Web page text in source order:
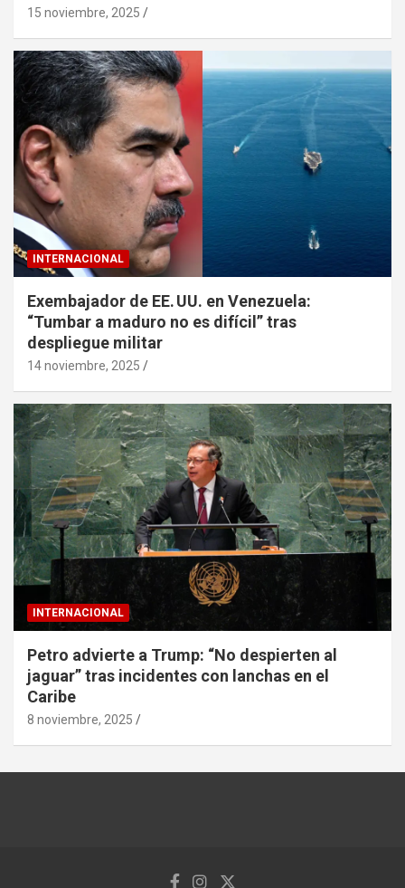
15 noviembre, 2025
INTERNACIONAL
Exembajador de EE. UU. en Venezuela:
“Tumbar a maduro no es difícil” tras
despliegue militar
14 noviembre, 2025
INTERNACIONAL
Petro advierte a Trump: “No despierten al
jaguar” tras incidentes con lanchas en el
Caribe
8 noviembre, 2025